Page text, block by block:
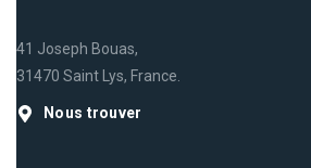
41 Joseph Bouas,
31470 Saint Lys, France.
Nous trouver